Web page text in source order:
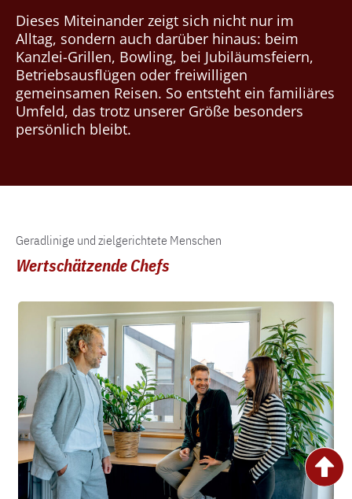
Dieses Miteinander zeigt sich nicht nur im
Alltag, sondern auch darüber hinaus: beim
Kanzlei-Grillen, Bowling, bei Jubiläumsfeiern,
Betriebsausflügen oder freiwilligen
gemeinsamen Reisen. So entsteht ein familiäres
Umfeld, das trotz unserer Größe besonders
persönlich bleibt.
Geradlinige und zielgerichtete Menschen​
Wertschätzende Chefs